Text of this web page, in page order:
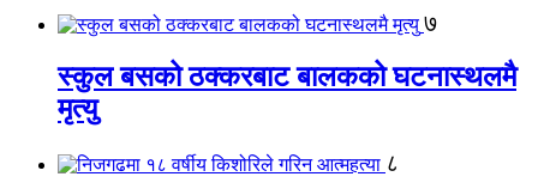
७
स्कुल बसको ठक्करबाट बालकको घटनास्थलमै
मृत्यु
८